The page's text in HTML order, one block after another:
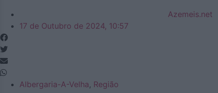
Azemeis.net
17 de Outubro de 2024, 10:57
Albergaria-A-Velha, Região